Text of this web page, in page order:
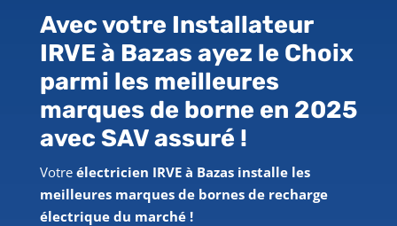
Avec votre Installateur
IRVE à Bazas ayez le Choix
parmi les meilleures
marques de borne en 2025
avec SAV assuré !
Votre électricien IRVE à Bazas installe les
meilleures marques de bornes de recharge
électrique du marché !